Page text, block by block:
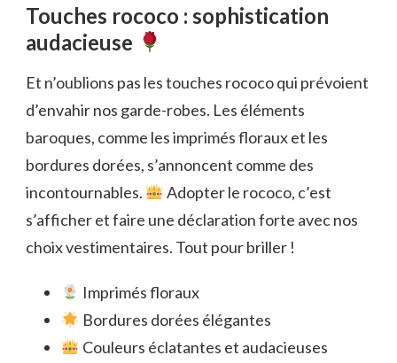
Touches rococo : sophistication
audacieuse
Et n’oublions pas les touches rococo qui prévoient
d’envahir nos garde-robes. Les éléments
baroques, comme les imprimés floraux et les
bordures dorées, s’annoncent comme des
incontournables.
Adopter le rococo, c’est
s’afficher et faire une déclaration forte avec nos
choix vestimentaires. Tout pour briller !
Imprimés floraux
Bordures dorées élégantes
Couleurs éclatantes et audacieuses